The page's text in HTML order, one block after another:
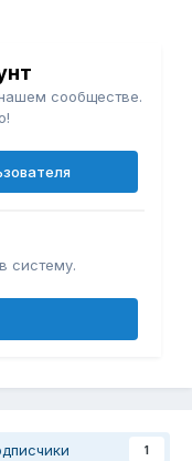
сообществе.
систему.
1